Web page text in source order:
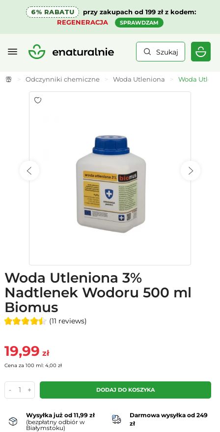
6% RABATU
przy zakupach od 199 zł z kodem:
REGENERACJA
SPRAWDZAM
Szukaj
> Odczynniki chemiczne > Woda Utleniona > Woda
Woda Utleniona 3%
Nadtlenek Wodoru 500 ml
Biomus
(11 reviews)
19,99 zł
Cena za 100 ml: 4,00 zł
- + DODAJ DO KOSZYKA
Wysyłka już od 11,99 zł
(bezpłatny odbiór w
Białymstoku)
Darmowa wysyłka od 249
zł